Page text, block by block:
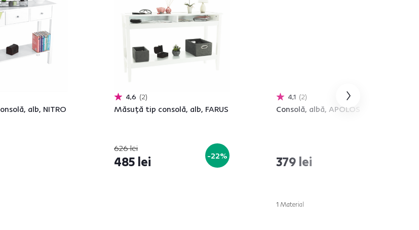
alb, NITRO
4,6 2
Măsuţă tip consolă, alb, FARUS
626 lei
485 lei -22%
4,1 2
Consolă, albă, APOLOS
379 lei
1 Material